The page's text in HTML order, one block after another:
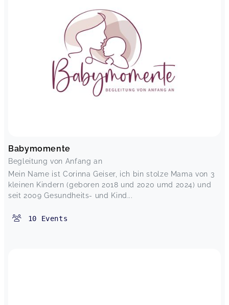
Babymomente
Begleitung von Anfang an
Mein Name ist Corinna Geiser, ich bin stolze Mama von 3
kleinen Kindern (geboren 2018 und 2020 umd 2024) und
seit 2009 Gesundheits- und Kind...
10 Events